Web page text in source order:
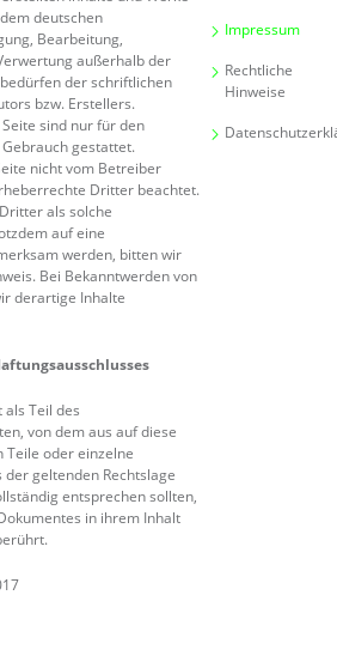
deutschen
Bearbeitung,
außerhalb der
der schriftlichen
bzw. Erstellers.
sind nur für den
gestattet.
nicht vom Betreiber
Dritter beachtet.
als solche
auf eine
werden, bitten wir
Bei Bekanntwerden von
derartige Inhalte
Teil des
von dem aus auf diese
Teile oder einzelne
geltenden Rechtslage
entsprechen sollten,
in ihrem Inhalt
Impressum
Rechtliche
Hinweise